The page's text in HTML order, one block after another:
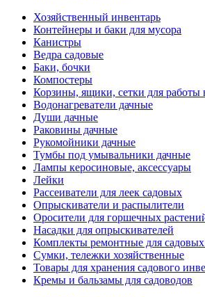
Хозяйственный инвентарь
Контейнеры и баки для мусора
Канистры
Ведра садовые
Баки, бочки
Компостеры
Корзины, ящики, сетки для работы
Водонагреватели дачные
Души дачные
Раковины дачные
Рукомойники дачные
Тумбы под умывальники дачные
Лампы керосиновые, аксессуары
Лейки
Рассеиватели для леек садовых
Опрыскиватели и распылители
Оросители для горшечных
Насадки для опрыскивателей
Комплекты ремонтные для
Сумки, тележки хозяйственные
Товары для хранения садового
Кремы и бальзамы для садоводов